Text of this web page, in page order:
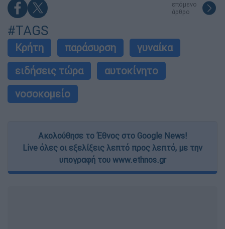
επόμενο
άρθρο
#TAGS
Κρήτη παράσυρση
γυναίκα
ειδήσεις τώρα
αυτοκίνητο
νοσοκομείο
Ακολούθησε το Έθνος στο Google News!
Live όλες οι εξελίξεις λεπτό προς λεπτό, με την
υπογραφή του www.ethnos.gr